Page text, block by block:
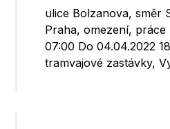
ulice Bolzanova, směr
Praha, omezení, práce
07:00 Do 04.04.2022
tramvajové zastávky,